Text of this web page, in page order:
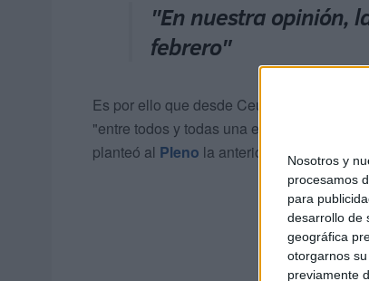
Nosotros y
procesamos
para
desarrollo de
geográfica
otorgarnos
previamente
"En nuestra opinión,
febrero"
Es por ello que desde Ceuta Ya!
"entre todos y todas una efemérides de
planteó al Pleno la anterior legislatura,